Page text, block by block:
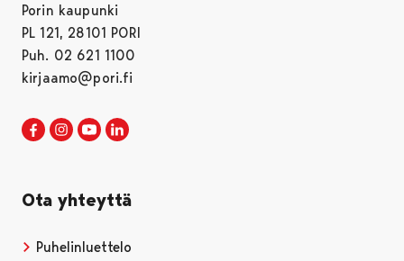
Porin kaupunki
PL 121, 28101 PORI
Puh. 02 621 1100
kirjaamo@pori.fi
Porin kaupunki Facebookissa
Avautuu uudessa välilehdessä
Porin kaupunki Instagramissa
Avautuu uudessa välilehdessä
Porin kaupunki Youtubessa
Avautuu uudessa välilehdessä
Ota yhteyttä
Puhelinluettelo